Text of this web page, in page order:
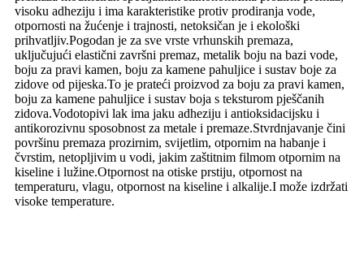
visoku adheziju i ima karakteristike protiv prodiranja vode,
otpornosti na žućenje i trajnosti, netoksičan je i ekološki
prihvatljiv.Pogodan je za sve vrste vrhunskih premaza,
uključujući elastični završni premaz, metalik boju na bazi vode,
boju za pravi kamen, boju za kamene pahuljice i sustav boje za
zidove od pijeska.To je prateći proizvod za boju za pravi kamen,
boju za kamene pahuljice i sustav boja s teksturom pješčanih
zidova.Vodotopivi lak ima jaku adheziju i antioksidacijsku i
antikorozivnu sposobnost za metale i premaze.Stvrdnjavanje čini
površinu premaza prozirnim, svijetlim, otpornim na habanje i
čvrstim, netopljivim u vodi, jakim zaštitnim filmom otpornim na
kiseline i lužine.Otpornost na otiske prstiju, otpornost na
temperaturu, vlagu, otpornost na kiseline i alkalije.I može izdržati
visoke temperature.